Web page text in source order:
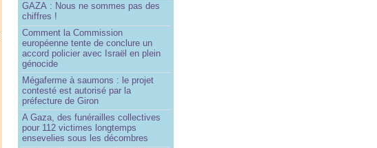
GAZA : Nous ne sommes pas des
chiffres !
Comment la Commission
européenne tente de conclure un
accord policier avec Israël en plein
génocide
Mégaferme à saumons : le projet
contesté est autorisé par la
préfecture de Giron
A Gaza, des funérailles collectives
pour 112 victimes longtemps
ensevelies sous les décombres